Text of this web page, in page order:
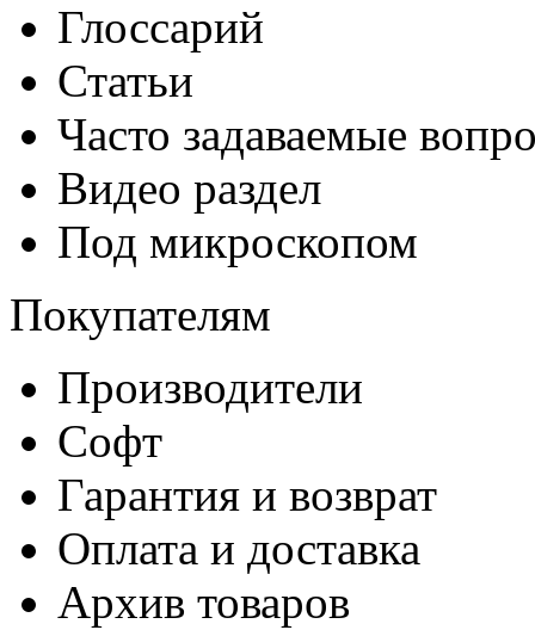
Глоссарий
Статьи
Часто задаваемые
Видео раздел
Под микроскопом
Покупателям
Производители
Софт
Гарантия и возврат
Оплата и доставка
Архив товаров